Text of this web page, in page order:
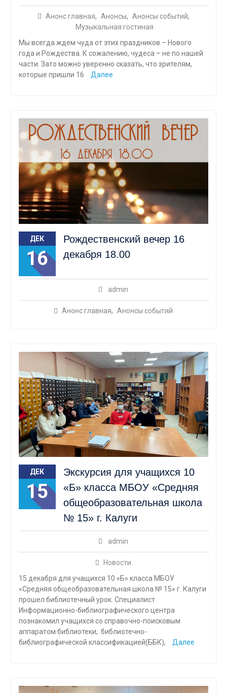
Анонс главная, Анонсы, Анонсы событий,
Музыкальная гостиная
Мы всегда ждем чуда от этих праздников – Нового
года и Рождества. К сожалению, чудеса – не по нашей
части. Зато можно уверенно сказать, что зрителям,
которые пришли 16
Далее
ДЕК
16
Рождественский вечер 16
декабря 18.00
admin
Анонс главная, Анонсы событий
ДЕК
15
Экскурсия для учащихся 10
«Б» класса МБОУ «Средняя
общеобразовательная школа
№ 15» г. Калуги
admin
Новости
15 декабря для учащихся 10 «Б» класса МБОУ
«Средняя общеобразовательная школа № 15» г. Калуги
прошел библиотечный урок. Специалист
Информационно-библиографического центра
познакомил учащихся со справочно-поисковым
аппаратом библиотеки, библиотечно-
библиографической классификацией(ББК),
Далее